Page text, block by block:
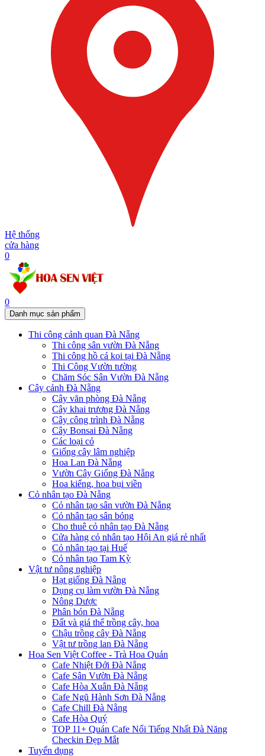
Hệ thống
cửa hàng
0
0
Danh mục sản phẩm
Thi công cảnh quan Đà Nẵng
Thi công sân vườn Đà Nẵng
Thi công hồ cá koi tại Đà Nẵng
Thi Công Vườn tường
Chăm Sóc Sân Vườn Đà Nẵng
Cây cảnh Đà Nẵng
Cây văn phòng Đà Nẵng
Cây khai trương Đà Nẵng
Cây công trình Đà Nẵng
Cây Bonsai Đà Nẵng
Các loại cỏ
Giống cây lâm nghiệp
Hoa Lan Đà Nẵng
Vườn Cây Giống Đà Nẵng
Hoa kiểng, hoa bụi viền
Cỏ nhân tạo Đà Nẵng
Cỏ nhân tạo sân vườn Đà Nẵng
Cỏ nhân tạo sân bóng
Cho thuê cỏ nhân tạo Đà Nẵng
Cửa hàng cỏ nhân tạo Hội An giá rẻ nhất
Cỏ nhân tạo tại Huế
Cỏ nhân tạo Tam Kỳ
Vật tư nông nghiệp
Hạt giống Đà Nẵng
Dụng cụ làm vườn Đà Nẵng
Nông Dược
Phân bón Đà Nẵng
Đất và giá thể trồng cây, hoa
Chậu trồng cây Đà Nẵng
Vật tư trồng lan Đà Nẵng
Hoa Sen Việt Coffee - Trà Hoa Quán
Cafe Nhiệt Đới Đà Nẵng
Cafe Sân Vườn Đà Nẵng
Cafe Hòa Xuân Đà Nẵng
Cafe Ngũ Hành Sơn Đà Nẵng
Cafe Chill Đà Nẵng
Cafe Hòa Quý
TOP 11+ Quán Cafe Nổi Tiếng Nhất Đà Năng
Checkin Đẹp Mắt
Tuyển dụng